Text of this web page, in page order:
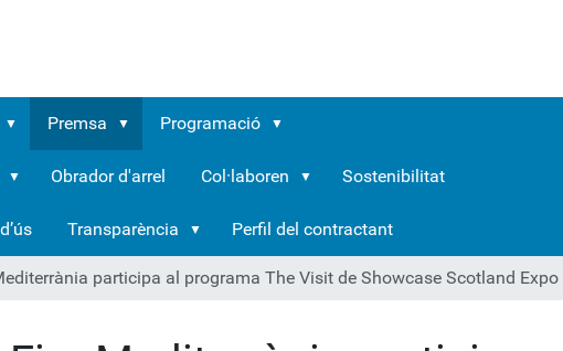
Premsa Programació
Obrador d'arrel Col·laboren Sostenibilitat
Transparència Perfil del contractant
participa al programa The Visit de Showcase Scotland Expo